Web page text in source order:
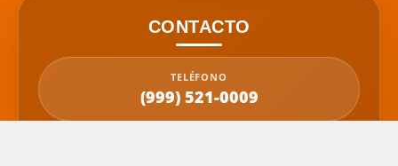
CONTACTO
TELÉFONO
(999) 521-0009